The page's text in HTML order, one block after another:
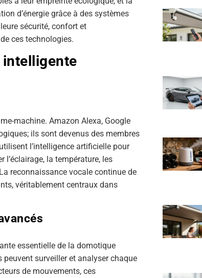
d’énergie grâce à des systèmes
sécurité, confort et
ces technologies.
intelligente
machine. Amazon Alexa, Google
ils sont devenus des membres
l’intelligence artificielle pour
la température, les
reconnaissance vocale continue de
véritablement centraux dans
essentielle de la domotique
surveiller et analyser chaque
de mouvements, ces